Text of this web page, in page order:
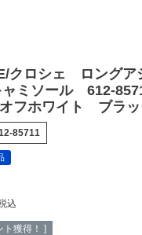
クロシェ ロングア
ャミソール 612-
フホワイト ブラッ
85711
込
ト獲得！ ]